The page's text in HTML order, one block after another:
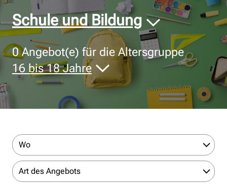
Schule und Bildung
0Angebot(e) für die Altersgruppe
16 bis 18 Jahre
Wo
Art des Angebots